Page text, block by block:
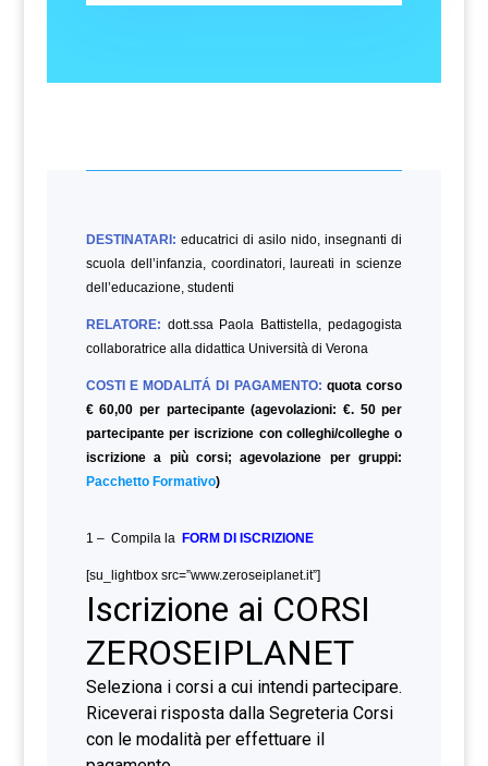
DESTINATARI: educatrici di asilo nido, insegnanti di
scuola dell’infanzia, coordinatori, laureati in scienze
dell’educazione, studenti
RELATORE: dott.ssa Paola Battistella, pedagogista
collaboratrice alla didattica Università di Verona
COSTI E MODALITÁ DI PAGAMENTO: quota corso
€ 60,00 per partecipante (agevolazioni: €. 50 per
partecipante per iscrizione con colleghi/colleghe o
iscrizione a più corsi; agevolazione per gruppi:
Pacchetto Formativo)
1 – Compila la FORM DI ISCRIZIONE
[su_lightbox src=”www.zeroseiplanet.it”]